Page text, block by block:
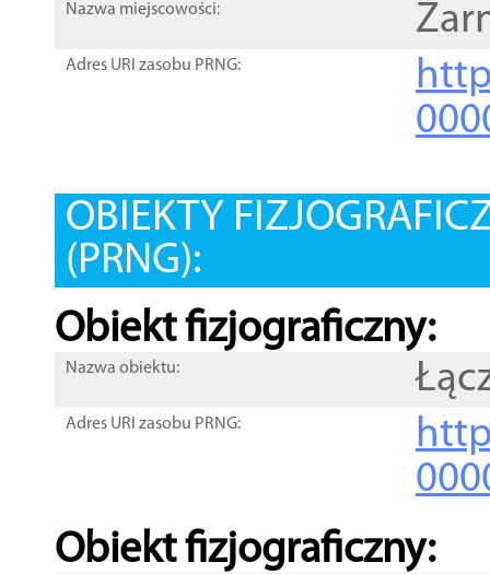
Nazwa miejscowości:
Adres URI zasobu PRNG:
OBIEKTY
(PRNG):
Obiekt fizjograficzny:
Nazwa obiektu:
Adres URI zasobu PRNG:
Obiekt fizjograficzny: